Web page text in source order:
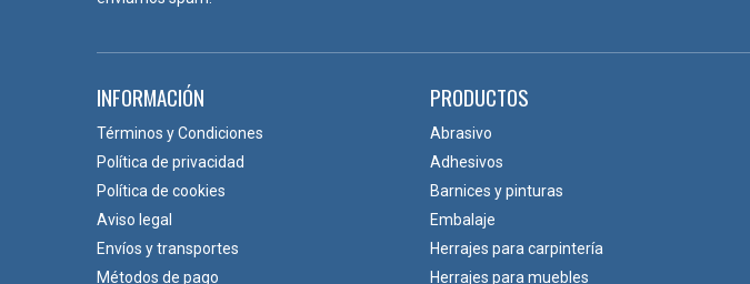
INFORMACIÓN
Términos y Condiciones
Política de privacidad
Política de cookies
Aviso legal
Envíos y transportes
Métodos de pago
PRODUCTOS
Abrasivo
Adhesivos
Barnices y pinturas
Embalaje
Herrajes para carpintería
Herrajes para muebles